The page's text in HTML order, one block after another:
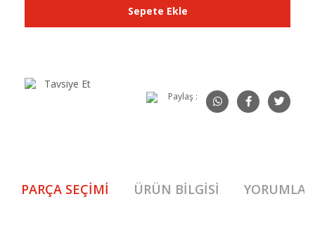
Sepete Ekle
Tavsiye Et
Paylaş :
PARÇA SEÇIMI ÜRÜN BILGISI YORUMLAR